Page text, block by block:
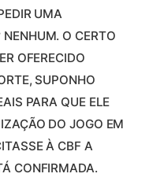
UMA
O CERTO
OFERECIDO
SUPONHO
PARA QUE ELE
DO JOGO EM
À CBF A
CONFIRMADA.